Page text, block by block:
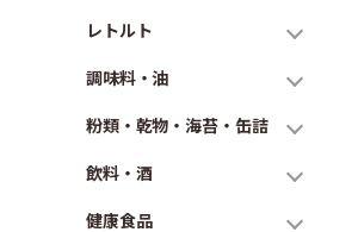
レトルト
調味料・油
粉類・乾物・海苔・缶詰
飲料・酒
健康食品